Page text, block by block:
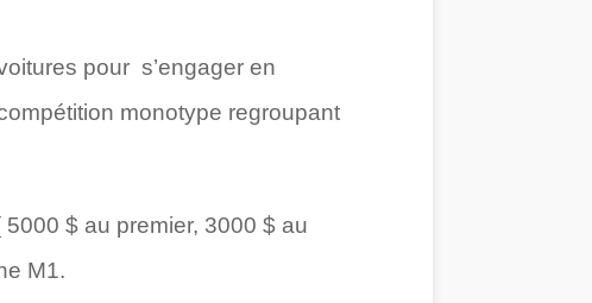
pour s’engager en
monotype regroupant
$ au premier, 3000 $ au
M1.